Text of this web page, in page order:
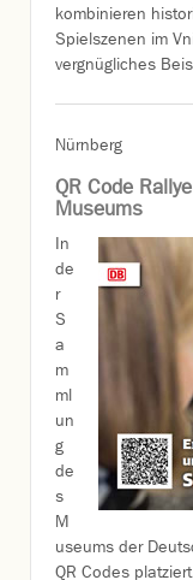
kombinieren
Spielszenen im
vergnügliches
Nürnberg
QR Code
Museums
In
de
r
S
a
m
ml
un
g
de
s
M
useums der
QR Codes